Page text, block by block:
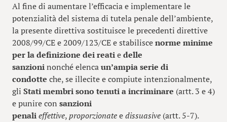
Al fine di aumentare l’efficacia e implementare le
potenzialità del sistema di tutela penale dell’ambiente,
la presente direttiva sostituisce le precedenti direttive
2008/99/CE e 2009/123/CE e stabiliscenorme minime
per la definizione dei reatiedelle
sanzioninonchéelencaun’ampia serie di
condotte che, seillecite e compiute intenzionalmente,
gli Stati membri sono tenuti a incriminare (artt. 3 e 4)
e punire con sanzioni
penalieffettive,proporzionateedissuasive (artt. 5-7).